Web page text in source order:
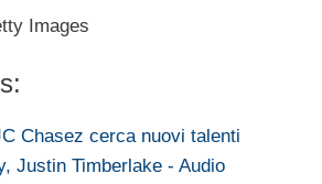
Images
Chasez cerca nuovi talenti
Justin Timberlake - Audio